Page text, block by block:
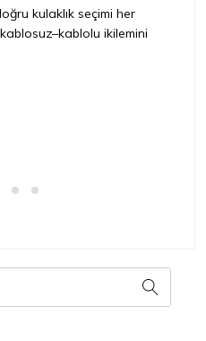
kulaklık seçimi her
ikilemini